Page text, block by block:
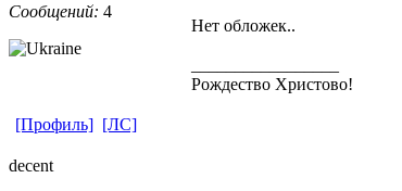
Сообщений: 4
Нет обложек..
Рождество Христово!
[Профиль] [ЛС]
decent